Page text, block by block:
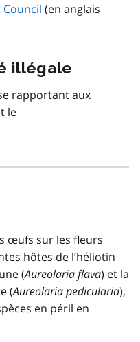
(en anglais
illégale
rapportant aux
le
œufs sur les fleurs
hôtes de l’héliotin
(Aureolaria flava) et la
(Aureolaria pedicularia),
en péril en